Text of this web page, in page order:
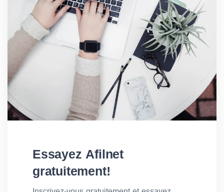
Essayez Afilnet
gratuitement!